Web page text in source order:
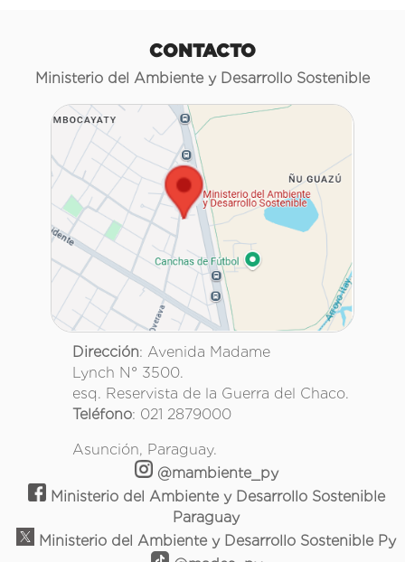
CONTACTO
Ministerio del Ambiente y Desarrollo Sostenible
Dirección: Avenida Madame
Lynch N° 3500.
esq. Reservista de la Guerra del Chaco.
Teléfono: 021 2879000
Asunción, Paraguay.
@mambiente_py
Ministerio del Ambiente y Desarrollo Sostenible
Paraguay
Ministerio del Ambiente y Desarrollo Sostenible Py